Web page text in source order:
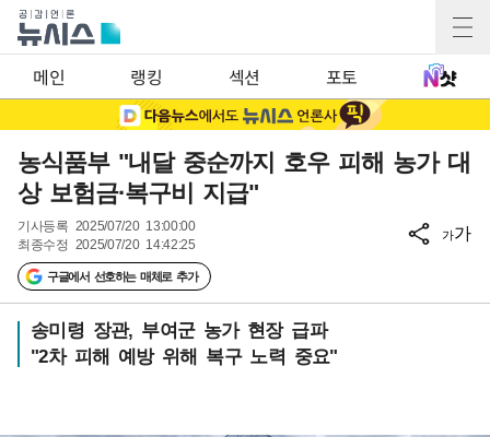
메인 랭킹 섹션 포토
농식품부 "내달 중순까지 호우 피해 농가 대
상 보험금·복구비 지급"
기사등록 2025/07/20 13:00:00
최종수정 2025/07/20 14:42:25
구글에서 선호하는 매체로 추가
가가
송미령 장관, 부여군 농가 현장 급파
"2차 피해 예방 위해 복구 노력 중요"